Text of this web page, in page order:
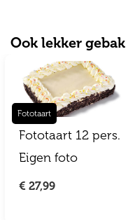
Ook lekker gebak
Fototaart
Fototaart 12 pers.
Eigen foto
€ 27,99